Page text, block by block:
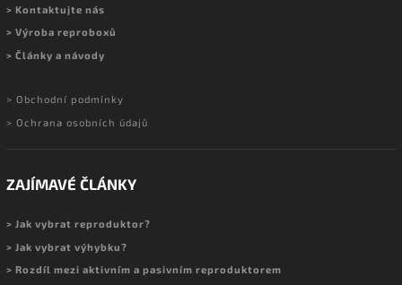
> Kontaktujte nás
> Výroba reproboxů
> Články a návody
> Obchodní podmínky
> Ochrana osobních údajů
ZAJÍMAVÉ ČLÁNKY
> Jak vybrat reproduktor?
> Jak vybrat výhybku?
> Rozdíl mezi aktivním a pasivním reproduktorem